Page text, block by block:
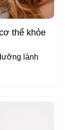
thể khỏe
lành